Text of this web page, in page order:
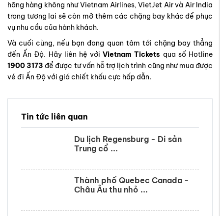
hãng hàng không như Vietnam Airlines, VietJet Air và Air India
trong tương lai sẽ còn mở thêm các chặng bay khác để phục
vụ nhu cầu của hành khách.
Và cuối cùng, nếu bạn đang quan tâm tới chặng bay thẳng
đến Ấn Độ. Hãy liên hệ vớiVietnam Tickets qua số Hotline
1900 3173 để được tư vấn hỗ trợ lịch trình cũng như mua được
vé đi Ấn Độ với giá chiết khấu cực hấp dẫn.
Tin tức liên quan
Du lịch Regensburg - Di sản
Trung cổ ...
Thành phố Quebec Canada -
Châu Âu thu nhỏ ...